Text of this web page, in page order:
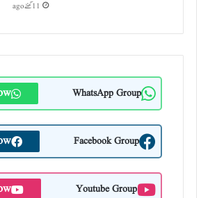
11 گھنٹے ago
WhatsApp Group
Facebook Group
Youtube Group